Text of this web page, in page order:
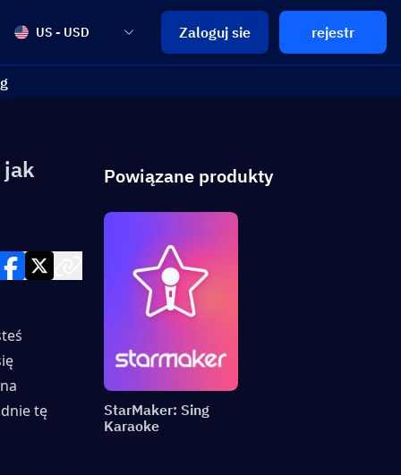
US - USD Zaloguj sie rejestr
tę
Powiązane produkty
StarMaker: Sing
Karaoke